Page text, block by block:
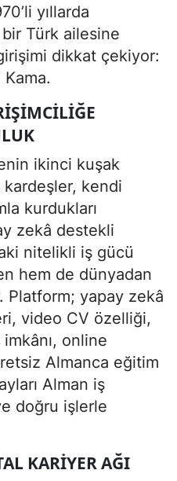
yıllarda
Türk ailesine
dikkat çekiyor:
ikinci kuşak
kendi
kurdukları
zekâ destekli
nitelikli iş gücü
hem de dünyadan
Platform; yapay zekâ
video CV özelliği,
online
Almanca eğitim
Alman iş
doğru işlerle
KARIYER AĞI